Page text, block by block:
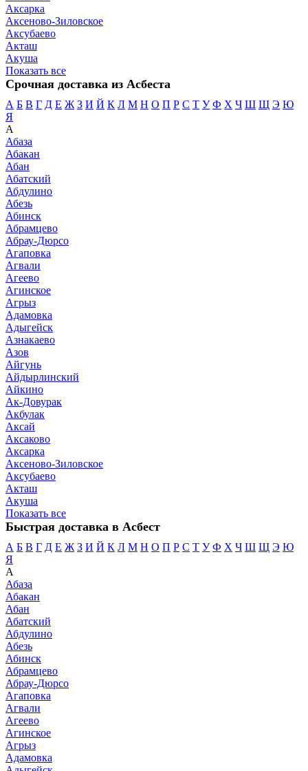
Аксарка
Аксеново-Зиловское
Аксубаево
Акташ
Акуша
Показать все
Срочная доставка из Асбеста
А Б В Г Д Е Ж З И Й К Л М Н О П Р С Т У Ф Х Ч Ш Щ Э Ю
Я
А
Абаза
Абакан
Абан
Абатский
Абдулино
Абезь
Абинск
Абрамцево
Абрау-Дюрсо
Агаповка
Агвали
Агеево
Агинское
Агрыз
Адамовка
Адыгейск
Азнакаево
Азов
Айгунь
Айдырлинский
Айкино
Ак-Довурак
Акбулак
Аксай
Аксаково
Аксарка
Аксеново-Зиловское
Аксубаево
Акташ
Акуша
Показать все
Быстрая доставка в Асбест
А Б В Г Д Е Ж З И Й К Л М Н О П Р С Т У Ф Х Ч Ш Щ Э Ю
Я
А
Абаза
Абакан
Абан
Абатский
Абдулино
Абезь
Абинск
Абрамцево
Абрау-Дюрсо
Агаповка
Агвали
Агеево
Агинское
Агрыз
Адамовка